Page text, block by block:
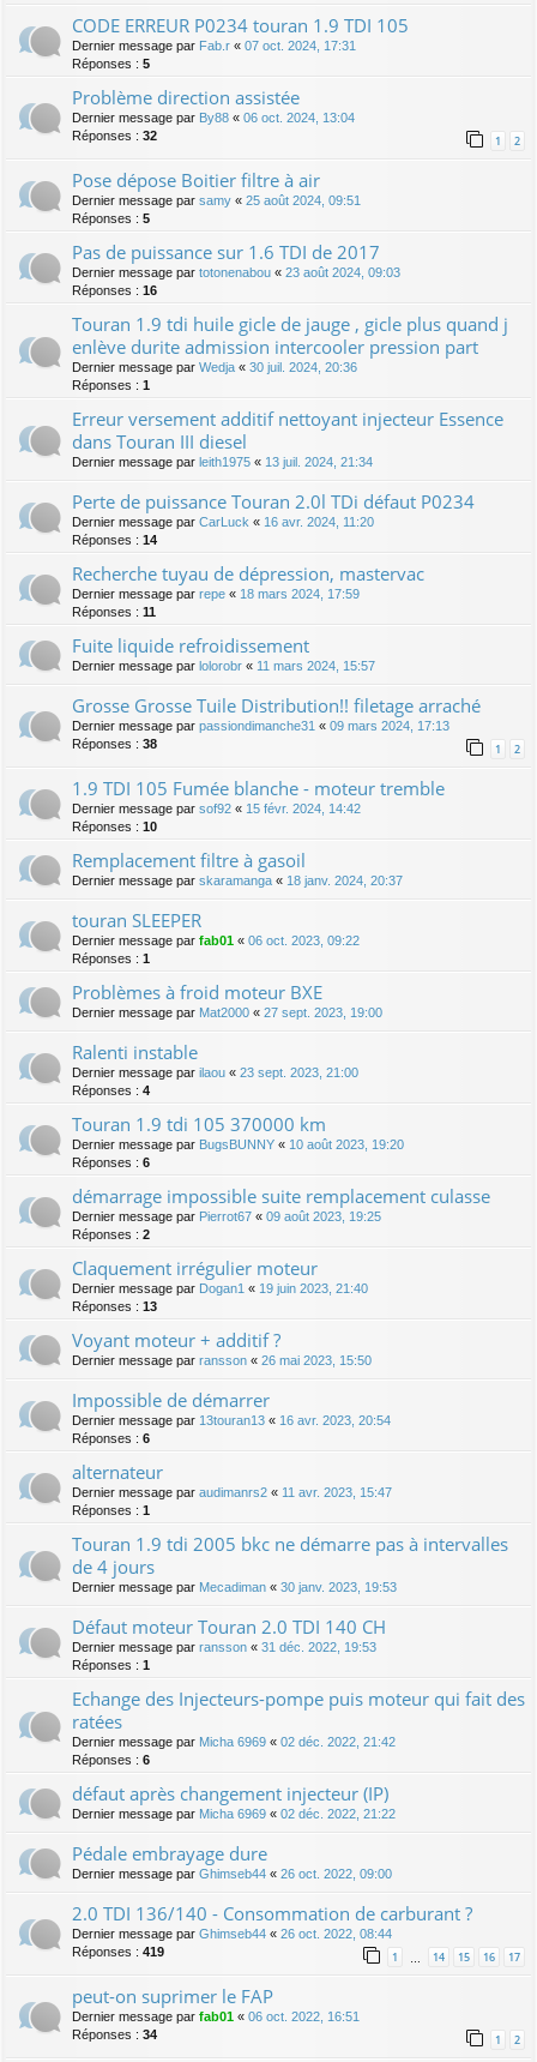
CODE ERREUR P0234 touran 1.9 TDI 105
Dernier message par Fab.r « 07 oct. 2024, 17:31
Réponses : 5
Problème direction assistée
Dernier message par By88 « 06 oct. 2024, 13:04
Réponses : 32 1 2
Pose dépose Boitier filtre à air
Dernier message par samy « 25 août 2024, 09:51
Réponses : 5
Pas de puissance sur 1.6 TDI de 2017
Dernier message par totonenabou « 23 août 2024, 09:03
Réponses : 16
Touran 1.9 tdi huile gicle de jauge , gicle plus quand j
enlève durite admission intercooler pression part
Dernier message par Wedja « 30 juil. 2024, 20:36
Réponses : 1
Erreur versement additif nettoyant injecteur Essence
dans Touran III diesel
Dernier message par leith1975 « 13 juil. 2024, 21:34
Perte de puissance Touran 2.0l TDi défaut P0234
Dernier message par CarLuck « 16 avr. 2024, 11:20
Réponses : 14
Recherche tuyau de dépression, mastervac
Dernier message par repe « 18 mars 2024, 17:59
Réponses : 11
Fuite liquide refroidissement
Dernier message par lolorobr « 11 mars 2024, 15:57
Grosse Grosse Tuile Distribution!! filetage arraché
Dernier message par passiondimanche31 « 09 mars 2024, 17:13
Réponses : 38 1 2
1.9 TDI 105 Fumée blanche - moteur tremble
Dernier message par sof92 « 15 févr. 2024, 14:42
Réponses : 10
Remplacement filtre à gasoil
Dernier message par skaramanga « 18 janv. 2024, 20:37
touran SLEEPER
Dernier message par fab01 « 06 oct. 2023, 09:22
Réponses : 1
Problèmes à froid moteur BXE
Dernier message par Mat2000 « 27 sept. 2023, 19:00
Ralenti instable
Dernier message par ilaou « 23 sept. 2023, 21:00
Réponses : 4
Touran 1.9 tdi 105 370000 km
Dernier message par BugsBUNNY « 10 août 2023, 19:20
Réponses : 6
démarrage impossible suite remplacement culasse
Dernier message par Pierrot67 « 09 août 2023, 19:25
Réponses : 2
Claquement irrégulier moteur
Dernier message par Dogan1 « 19 juin 2023, 21:40
Réponses : 13
Voyant moteur + additif ?
Dernier message par ransson « 26 mai 2023, 15:50
Impossible de démarrer
Dernier message par 13touran13 « 16 avr. 2023, 20:54
Réponses : 6
alternateur
Dernier message par audimanrs2 « 11 avr. 2023, 15:47
Réponses : 1
Touran 1.9 tdi 2005 bkc ne démarre pas à intervalles
de 4 jours
Dernier message par Mecadiman « 30 janv. 2023, 19:53
Défaut moteur Touran 2.0 TDI 140 CH
Dernier message par ransson « 31 déc. 2022, 19:53
Réponses : 1
Echange des Injecteurs-pompe puis moteur qui fait des
ratées
Dernier message par Micha 6969 « 02 déc. 2022, 21:42
Réponses : 6
défaut après changement injecteur (IP)
Dernier message par Micha 6969 « 02 déc. 2022, 21:22
Pédale embrayage dure
Dernier message par Ghimseb44 « 26 oct. 2022, 09:00
2.0 TDI 136/140 - Consommation de carburant ?
Dernier message par Ghimseb44 « 26 oct. 2022, 08:44
Réponses : 419 1 14 15 16 17
peut-on suprimer le FAP
Dernier message par fab01 « 06 oct. 2022, 16:51
Réponses : 34 1 2